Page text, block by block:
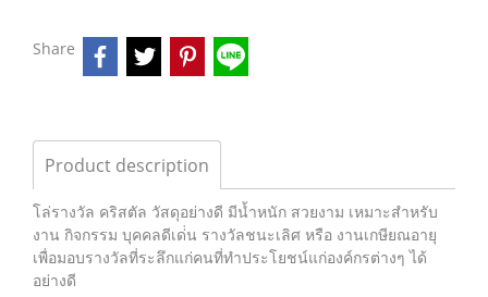
Share
Product description
โล่รางวัล คริสตัล วัสดุอย่างดี มีน้ำหนัก สวยงาม เหมาะสำหรับ
งาน กิจกรรม บุคคลดีเด่่น รางวัลชนะเลิศ หรือ งานเกษียณอายุ
เพื่อมอบรางวัลที่ระลึกแก่คนที่ทำประโยชน์แก่องค์กรต่างๆ ได้
อย่างดี